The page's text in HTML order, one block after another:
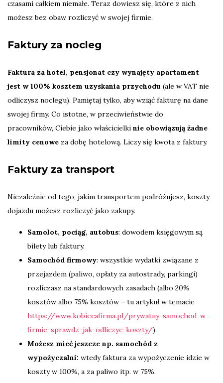
czasami całkiem niemałe. Teraz dowiesz się, które z nich
możesz bez obaw rozliczyć w swojej firmie.
Faktury za nocleg
Faktura za hotel, pensjonat czy wynajęty apartament
jest w 100% kosztem uzyskania przychodu (ale w VAT nie
odliczysz noclegu). Pamiętaj tylko, aby wziąć fakturę na dane
swojej firmy. Co istotne, w przeciwieństwie do
pracowników, Ciebie jako właścicielki nie obowiązują żadne
limity cenowe za dobę hotelową. Liczy się kwota z faktury.
Faktury za transport
Niezależnie od tego, jakim transportem podróżujesz, koszty
dojazdu możesz rozliczyć jako zakupy.
Samolot, pociąg, autobus: dowodem księgowym są
bilety lub faktury.
Samochód firmowy: wszystkie wydatki związane z
przejazdem (paliwo, opłaty za autostrady, parkingi)
rozliczasz na standardowych zasadach (albo 20%
kosztów albo 75% kosztów – tu artykuł w temacie
https://www.kobiecafirma.pl/prywatny-samochod-w-
firmie-sprawdz-jak-odliczyc-koszty/).
Możesz mieć jeszcze np. samochód z
wypożyczalni: wtedy faktura za wypożyczenie idzie w
koszty w 100%, a za paliwo itp. w 75%.